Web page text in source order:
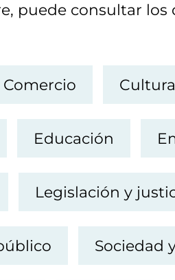
puede consultar
Comercio
Educación
Legislación y
Sociedad